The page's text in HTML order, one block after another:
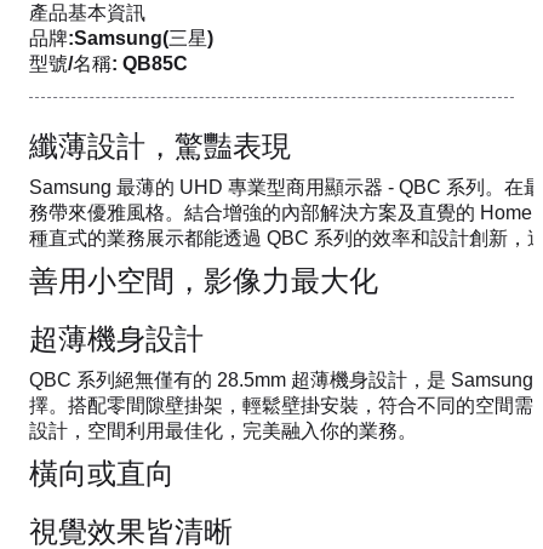
產品基本資訊
品牌:Samsung(三星)
型號/名稱: QB85C
纖薄設計，驚豔表現
Samsung 最薄的 UHD 專業型商用顯示器 - QBC 系列。在
務帶來優雅風格。結合增強的內部解決方案及直覺的 Home
種直式的業務展示都能透過 QBC 系列的效率和設計創新，
善用小空間，影像力最大化
超薄機身設計
QBC 系列絕無僅有的 28.5mm 超薄機身設計，是 Samsung
擇。搭配零間隙壁掛架，輕鬆壁掛安裝，符合不同的空間需
設計，空間利用最佳化，完美融入你的業務。
橫向或直向
視覺效果皆清晰